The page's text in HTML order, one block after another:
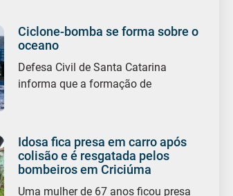
Ciclone-bomba se forma sobre o
oceano
Defesa Civil de Santa Catarina
informa que a formação de
Idosa fica presa em carro após
colisão e é resgatada pelos
bombeiros em Criciúma
Uma mulher de 67 anos ficou presa